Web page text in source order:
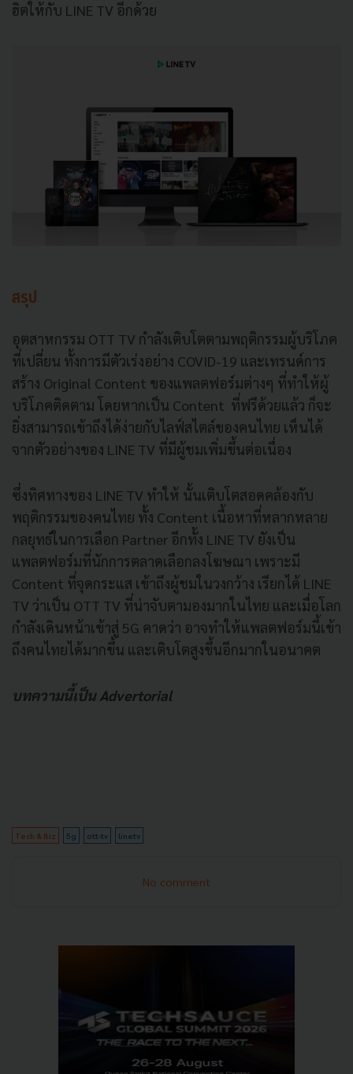
ฮิตให้กับ LINE TV อีกด้วย
สรุป
อุตสาหกรรม OTT TV กำลังเติบโตตามพฤติกรรมผู้บริโภค
ที่เปลี่ยน ทั้งการมีตัวเร่งอย่าง COVID-19 และเทรนด์การ
สร้าง Original Content ของแพลตฟอร์มต่างๆ ที่ทำให้ผู้
บริโภคติดตาม โดยหากเป็น Content ที่ฟรีด้วยแล้ว ก็จะ
ยิ่งสามารถเข้าถึงได้ง่ายกับไลฟ์สไตล์ของคนไทย เห็นได้
จากตัวอย่างของ LINE TV ที่มีผู้ชมเพิ่มขึ้นต่อเนื่อง
ซึ่งทิศทางของ LINE TV ทำให้ นั้นเติบโตสอดคล้องกับ
พฤติกรรมของคนไทย ทั้ง Content เนื้อหาที่หลากหลาย
กลยุทธ์ในการเลือก Partner อีกทั้ง LINE TV ยังเป็น
แพลตฟอร์มที่นักการตลาดเลือกลงโฆษณา เพราะมี
Content ที่จุดกระแส เข้าถึงผู้ชมในวงกว้าง เรียกได้ LINE
TV ว่าเป็น OTT TV ที่น่าจับตามองมากในไทย และเมื่อโลก
กำลังเดินหน้าเข้าสู่ 5G คาดว่า อาจทำให้แพลตฟอร์มนี้เข้า
ถึงคนไทยได้มากขึ้น และเติบโตสูงขึ้นอีกมากในอนาคต
บทความนี้เป็น Advertorial
Tech & Biz 5g ott-tv linetv
No comment